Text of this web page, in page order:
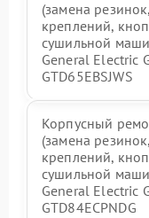
(замена резинок,
креплений,
сушильной
General Electric
GTD65EBSJWS
Корпусный
(замена резинок,
креплений,
сушильной
General Electric
GTD84ECPNDG